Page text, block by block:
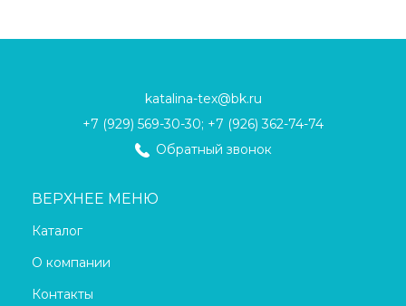
katalina-tex@bk.ru
+7 (929) 569-30-30; +7 (926) 362-74-74
Обратный звонок
ВЕРХНЕЕ МЕНЮ
Каталог
О компании
Контакты